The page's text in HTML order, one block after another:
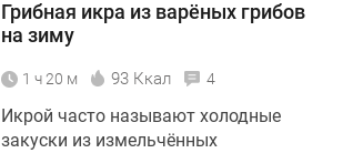
Грибная икра из варёных грибов
на зиму
1 ч 20 м 93 Ккал 4
Икрой часто называют холодные
закуски из измельчённых